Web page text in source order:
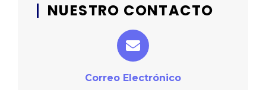
NUESTRO CONTACTO
Correo Electrónico